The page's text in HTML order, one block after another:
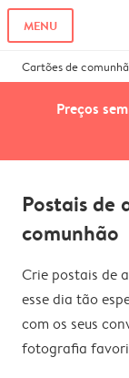
MENU
Cartões de
Preços
Postais de
comunhão
Crie postais de
esse dia tão
com os seus
fotografia